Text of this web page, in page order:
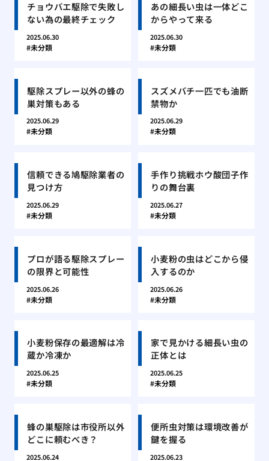
チョウバエ駆除で失敗し
ない為の最終チェック
2025.06.30
未分類
あの細長い虫は一体どこ
からやって来る
2025.06.30
未分類
駆除スプレー以外の蜂の
巣対策もある
2025.06.29
未分類
スズメバチ一匹でも油断
禁物か
2025.06.29
未分類
信頼できる鳩駆除業者の
見つけ方
2025.06.29
未分類
手作り挑戦ホウ酸団子作
りの舞台裏
2025.06.27
未分類
プロが語る駆除スプレー
の限界と可能性
2025.06.26
未分類
小麦粉の虫はどこから侵
入するのか
2025.06.26
未分類
小麦粉保存の最適解は冷
蔵か冷凍か
2025.06.25
未分類
家で見かける細長い虫の
正体とは
2025.06.25
未分類
蜂の巣駆除は市役所以外
どこに頼むべき？
2025.06.24
便所虫対策は環境改善が
鍵を握る
2025.06.23